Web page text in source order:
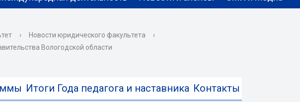
› Новости юридического факультета
›
Вологодской области
Итоги Года педагога и наставника Контакты